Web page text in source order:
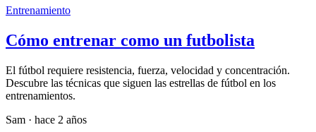
Entrenamiento
Cómo entrenar como un futbolista
El fútbol requiere resistencia, fuerza, velocidad y concentración.
Descubre las técnicas que siguen las estrellas de fútbol en los
entrenamientos.
Sam · hace 2 años